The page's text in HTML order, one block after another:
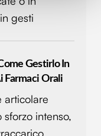
i tuoi dati personali
dettagli
qualsiasi momento
contenuti ed
media e per
inoltre
sito con i
gesti
Gestirlo In
Farmaci Orali
articolare
intenso,